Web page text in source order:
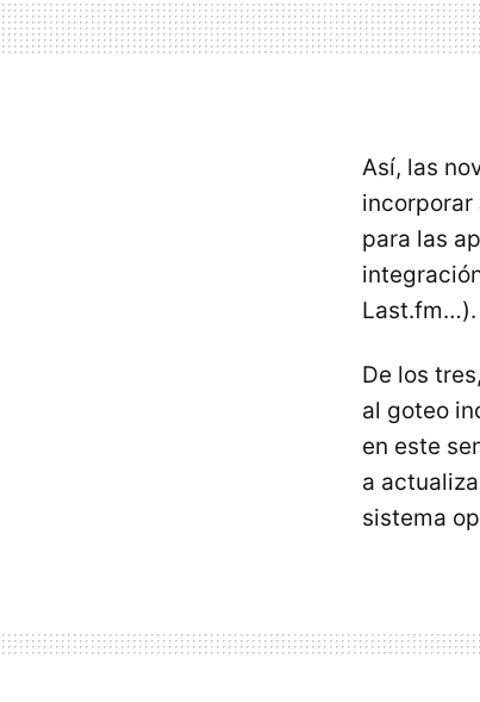
Así, las
incorporar
para las
Last.fm…).
De los
al goteo
en este
a
sistema